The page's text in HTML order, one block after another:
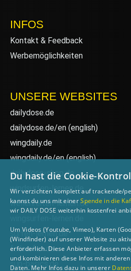
INFOS
Kontakt & Feedback
Werbemöglichkeiten
UNSERE WEBSITES
dailydose.de
dailydose.de/en (english)
wingdaily.de
wingdaily.de/en(english)
dailydose-shop.de
windsurfen-lernen.de
wellenreiten-lernen.de
surfen-lernen.de
foilsurfen.de
sup-basics.de
Du hast die Cookie-
Wir verzichten komplett auf trackende/
kannst du uns mit einerSpende in die
wir DAILY DOSE weiterhin kostenfrei
Um Videos (Youtube, Vimeo), Karten
(Windfinder) auf unserer Website zu
erforderlich. Diese Anbieter erfassen
und kombinieren diese Infos mit
Daten. Mehr Infos dazu in unserer